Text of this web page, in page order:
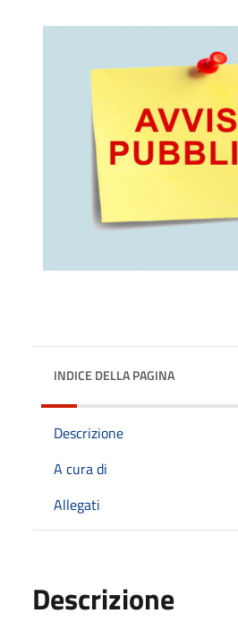
INDICE DELLA PAGINA
Descrizione
A cura di
Allegati
Descrizione